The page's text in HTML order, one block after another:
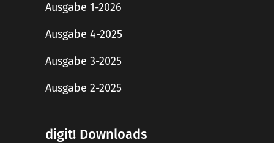
Ausgabe 1-2026
Ausgabe 4-2025
Ausgabe 3-2025
Ausgabe 2-2025
digit! Downloads